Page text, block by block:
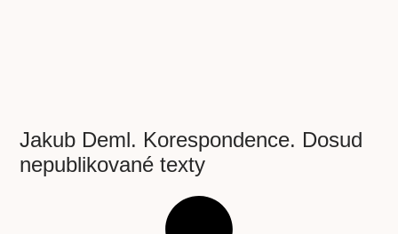
Jakub Deml. Korespondence. Dosud
nepublikované texty